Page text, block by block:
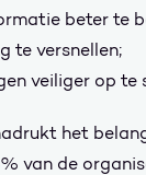
beter te
te versnellen;
veiliger op te
het
van de